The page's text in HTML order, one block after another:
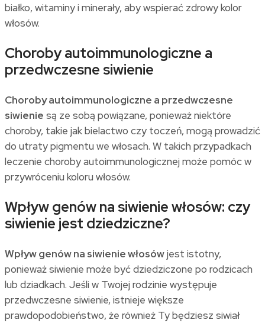
białko, witaminy i minerały, aby wspierać zdrowy kolor
włosów.
Choroby autoimmunologiczne a
przedwczesne siwienie
Choroby autoimmunologiczne a przedwczesne
siwienie są ze sobą powiązane, ponieważ niektóre
choroby, takie jak bielactwo czy toczeń, mogą prowadzić
do utraty pigmentu we włosach. W takich przypadkach
leczenie choroby autoimmunologicznej może pomóc w
przywróceniu koloru włosów.
Wpływ genów na siwienie włosów: czy
siwienie jest dziedziczne?
Wpływ genów na siwienie włosówjest istotny,
ponieważ siwienie może być dziedziczone po rodzicach
lub dziadkach. Jeśli w Twojej rodzinie występuje
przedwczesne siwienie, istnieje większe
prawdopodobieństwo, że również Ty będziesz siwiał